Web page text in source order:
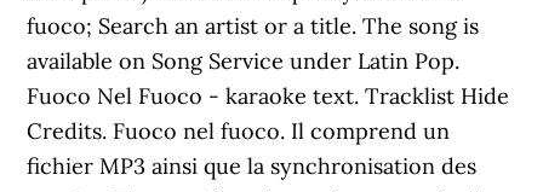
fuoco; Search an artist or a title. The song is
available on Song Service under Latin Pop.
Fuoco Nel Fuoco - karaoke text. Tracklist Hide
Credits. Fuoco nel fuoco. Il comprend un
fichier MP3 ainsi que la synchronisation des